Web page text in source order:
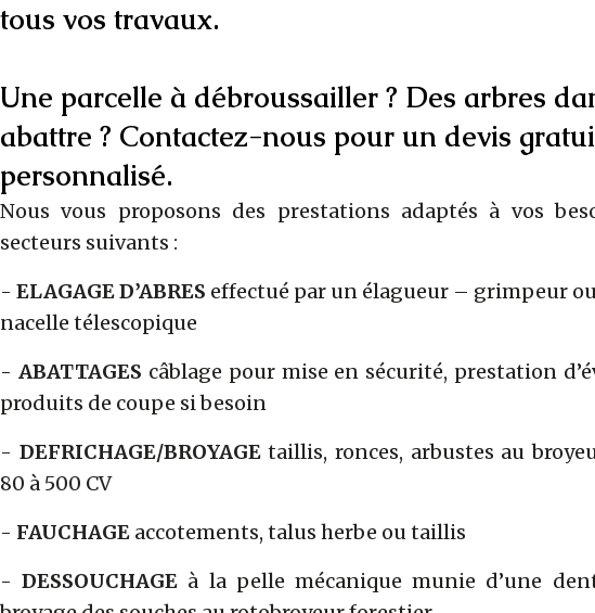
tous vos travaux.
Une parcelle à débroussailler ? Des arbres
abattre ? Contactez-nous pour un devis
personnalisé.
Nous vous proposons des prestations adaptés à vos
secteurs suivants :
- ELAGAGE D’ABRES effectué par un élagueur – grimpeur ou
nacelle télescopique
- ABATTAGES câblage pour mise en sécurité, prestation
produits de coupe si besoin
- DEFRICHAGE/BROYAGEtaillis, ronces, arbustes au
80 à 500 CV
- FAUCHAGE accotements, talus herbe ou taillis
-DESSOUCHAGE à la pelle mécanique munie d’une